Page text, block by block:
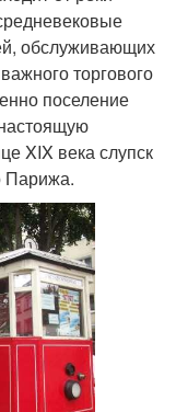
обслуживающих
торгового
поселение
XIX века слупск
Парижа.